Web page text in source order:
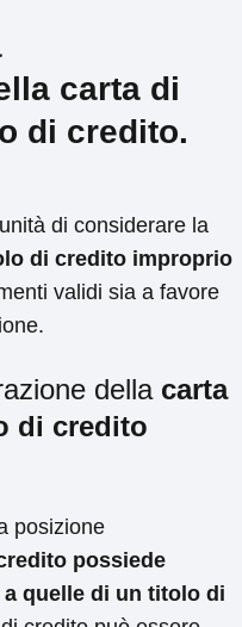
carta di
di credito.
di considerare la
di credito improprio
validi sia a favore
della carta
di credito
posizione
possiede
quelle di un titolo di